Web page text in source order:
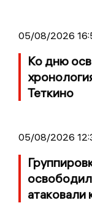
05/08/2026
Ко дню
Теткино
05/08/2026
атаковали